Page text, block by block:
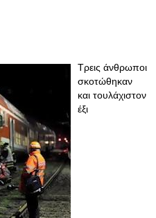
Τρεις άνθρωποι
σκοτώθηκαν
και τουλάχιστον
έξι